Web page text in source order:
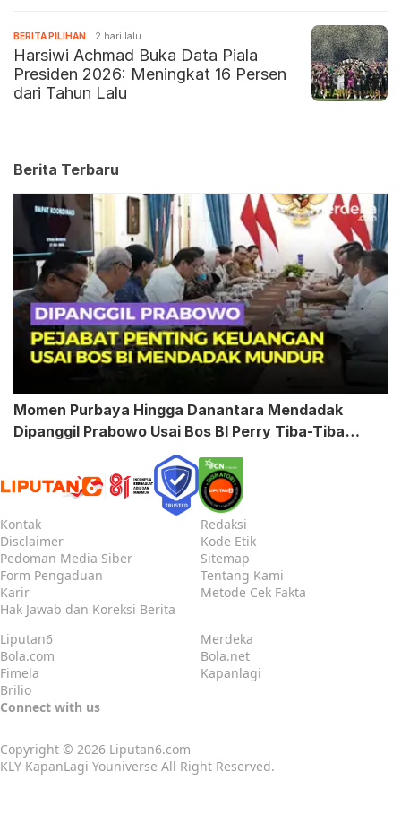
BERITA PILIHAN 2 hari lalu
Harsiwi Achmad Buka Data Piala
Presiden 2026: Meningkat 16 Persen
dari Tahun Lalu
Berita Terbaru
Momen Purbaya Hingga Danantara Mendadak
Dipanggil Prabowo Usai Bos BI Perry Tiba-Tiba
Kontak
Redaksi
Disclaimer
Kode Etik
Pedoman Media Siber
Sitemap
Form Pengaduan
Tentang Kami
Karir
Metode Cek Fakta
Hak Jawab dan Koreksi Berita
Liputan6
Merdeka
Bola.com
Bola.net
Fimela
Kapanlagi
Brilio
Connect with us
Copyright © 2026 Liputan6.com
KLY KapanLagi Youniverse All Right Reserved.